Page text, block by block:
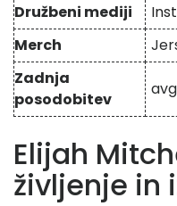
Družbeni mediji
Merch
Zadnja
posodobitev
Elijah
življenje in